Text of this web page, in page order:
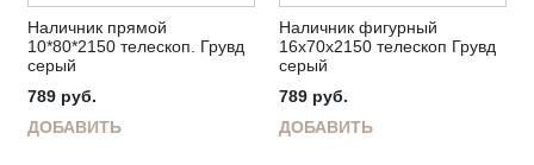
Наличник прямой
10*80*2150 телескоп. Грувд
серый
789 руб.
ДОБАВИТЬ
Наличник фигурный
16х70х2150 телескоп Грувд
серый
789 руб.
ДОБАВИТЬ